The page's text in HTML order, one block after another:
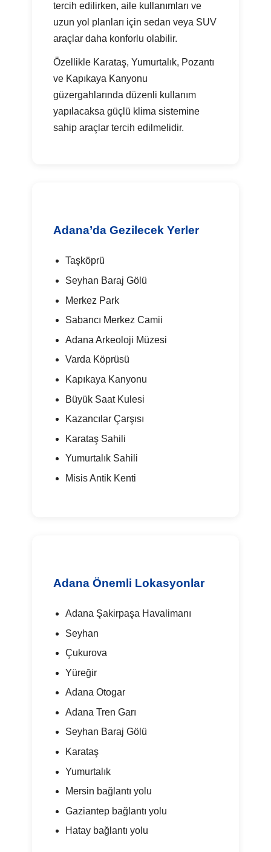
tercih edilirken, aile kullanımları ve
uzun yol planları için sedan veya SUV
araçlar daha konforlu olabilir.
Özellikle Karataş, Yumurtalık, Pozantı
ve Kapıkaya Kanyonu
güzergahlarında düzenli kullanım
yapılacaksa güçlü klima sistemine
sahip araçlar tercih edilmelidir.
Adana’da Gezilecek Yerler
Taşköprü
Seyhan Baraj Gölü
Merkez Park
Sabancı Merkez Camii
Adana Arkeoloji Müzesi
Varda Köprüsü
Kapıkaya Kanyonu
Büyük Saat Kulesi
Kazancılar Çarşısı
Karataş Sahili
Yumurtalık Sahili
Misis Antik Kenti
Adana Önemli Lokasyonlar
Adana Şakirpaşa Havalimanı
Seyhan
Çukurova
Yüreğir
Adana Otogar
Adana Tren Garı
Seyhan Baraj Gölü
Karataş
Yumurtalık
Mersin bağlantı yolu
Gaziantep bağlantı yolu
Hatay bağlantı yolu